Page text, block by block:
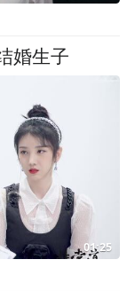
婚生子
01:25